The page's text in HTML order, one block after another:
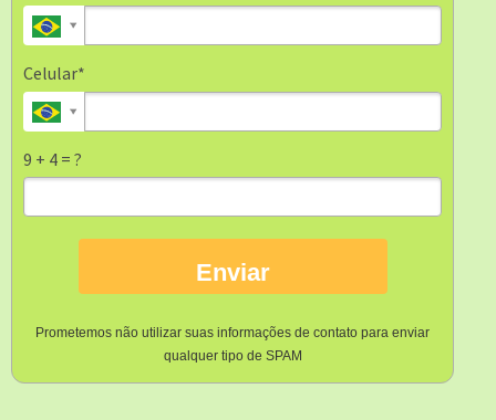
Celular*
9 + 4 = ?
Enviar
Prometemos não utilizar suas informações de contato para enviar
qualquer tipo de SPAM